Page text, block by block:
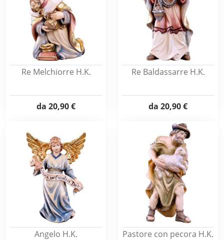
Re Melchiorre H.K.
da 20,90 €
Re Baldassarre H.K.
da 20,90 €
Angelo H.K. Pastore con pecora H.K.